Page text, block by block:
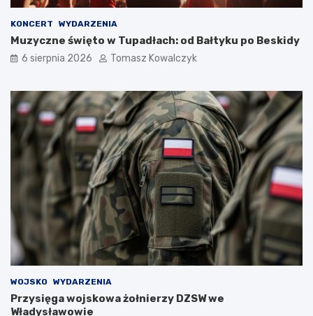
KONCERT WYDARZENIA
Muzyczne święto w Tupadłach: od Bałtyku po Beskidy
6 sierpnia 2026 Tomasz Kowalczyk
WOJSKO WYDARZENIA
Przysięga wojskowa żołnierzy DZSW we
Władysławowie